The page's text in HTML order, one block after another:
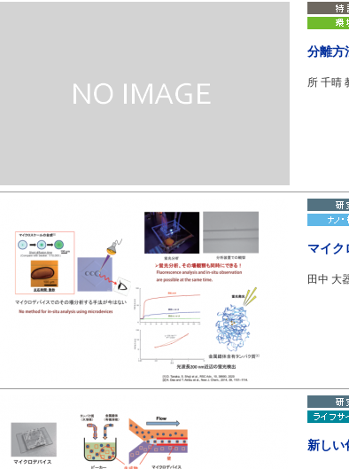
分離方
所 千晴
マイク
田中 大
新しい